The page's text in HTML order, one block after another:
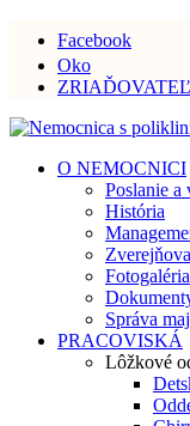
Facebook
Oko
O NEMOCNICI
Poslanie a
História
Fotogaléria
Správa
PRACOVISKÁ
Lôžkové